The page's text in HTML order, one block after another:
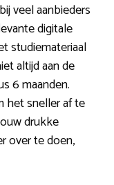
veel aanbieders
digitale
studiemateriaal
altijd aan de
6 maanden.
het sneller af te
drukke
over te doen,